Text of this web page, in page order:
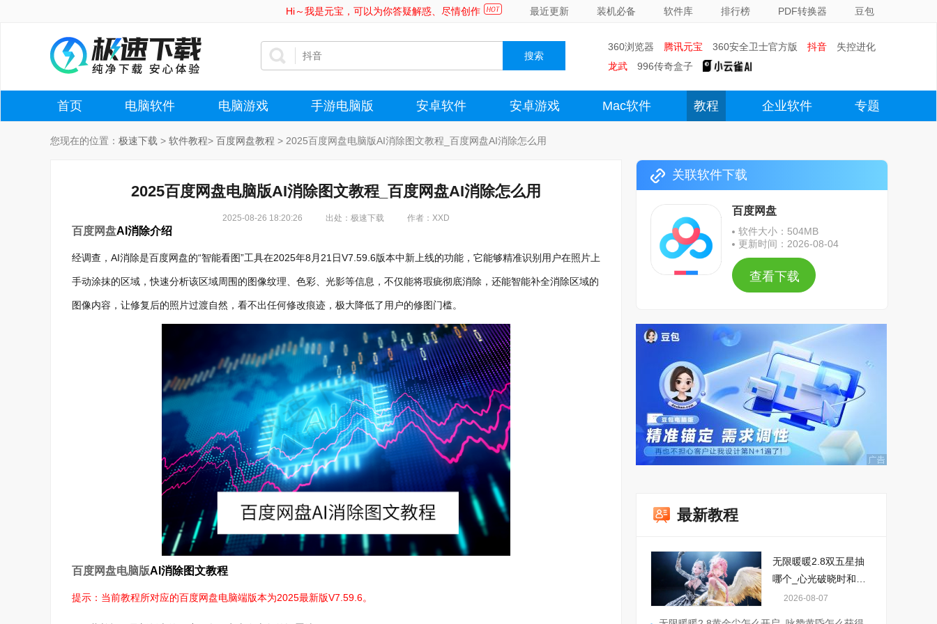
Hi～我是元宝，可以为你答疑解惑、尽情创作 最近更新 装机必备 软件库 排行榜 PDF转换器 豆包
360浏览器 腾讯元宝 360安全卫士官方版 抖音
失控进化
龙武
996传奇盒子
首页 电脑软件 电脑游戏 手游电脑版 安卓软件 安卓游戏 Mac软件 教程 企业软件 专题
您现在的位置： 极速下载 > 软件教程> 百度网盘教程 > 2025百度网盘电脑版AI消除图文教程_百度网盘AI消除怎么用
2025百度网盘电脑版AI消除图文教程_百度网盘AI消除怎么用
2025-08-26 18:20:26 出处：极速下载 作者：XXD
百度网盘AI消除介绍
经调查，AI消除是百度网盘的“智能看图”工具在2025年8月21日V7.59.6版本中新上线的功能，它能够精准识别用户在照片上
手动涂抹的区域，快速分析该区域周围的图像纹理、色彩、光影等信息，不仅能将瑕疵彻底消除，还能智能补全消除区域的
图像内容，让修复后的照片过渡自然，看不出任何修改痕迹，极大降低了用户的修图门槛。
百度网盘电脑版AI消除图文教程
提示：当前教程所对应的百度网盘电脑端版本为2025最新版V7.59.6。
关联软件下载
百度网盘
软件大小：504MB
更新时间：2026-08-04
查看下载
最新教程
无限暖暖2.8双五星抽
哪个_心光破晓时和白
夜长旋舞怎么选
2026-08-07